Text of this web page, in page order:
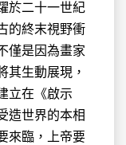
於二十一世紀
的終末視野衝
僅是因為畫家
其生動展現，
立在《啟示
造世界的本相
來臨，上帝要